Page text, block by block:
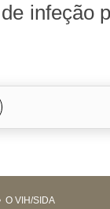
infeção
O VIH/SIDA